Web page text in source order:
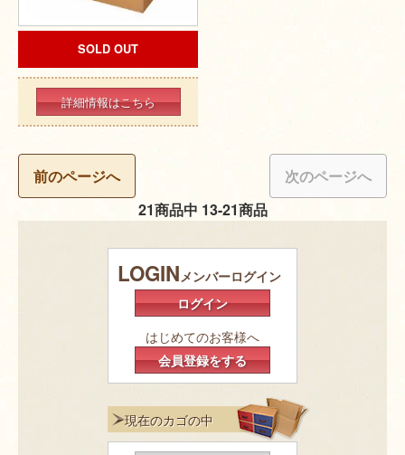
SOLD OUT
詳細情報はこちら
前のページへ
21商品中 13-21商品
次のページへ
LOGINメンバーログイン
ログイン
はじめてのお客様へ
会員登録をする
現在のカゴの中